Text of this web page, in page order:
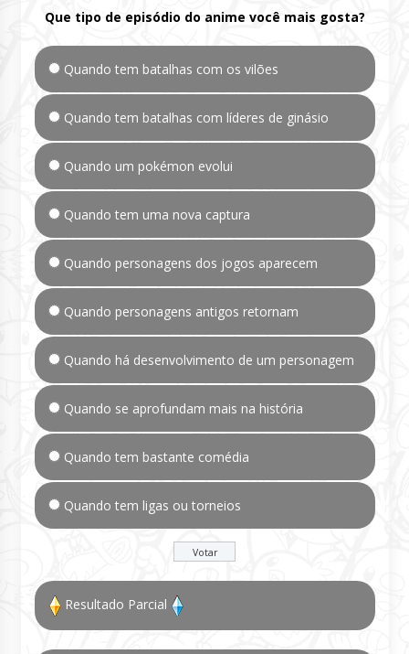
Que tipo de episódio do anime você mais gosta?
Quando tem batalhas com os vilões
Quando tem batalhas com líderes de ginásio
Quando um pokémon evolui
Quando tem uma nova captura
Quando personagens dos jogos aparecem
Quando personagens antigos retornam
Quando há desenvolvimento de um personagem
Quando se aprofundam mais na história
Quando tem bastante comédia
Quando tem ligas ou torneios
Resultado Parcial